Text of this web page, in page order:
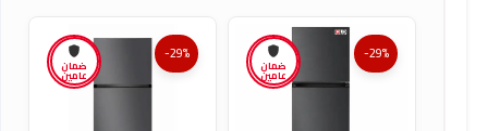
ضمان
عامين
-29%
ضمان
عامين
-29%